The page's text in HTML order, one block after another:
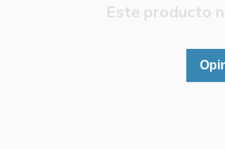
Este producto